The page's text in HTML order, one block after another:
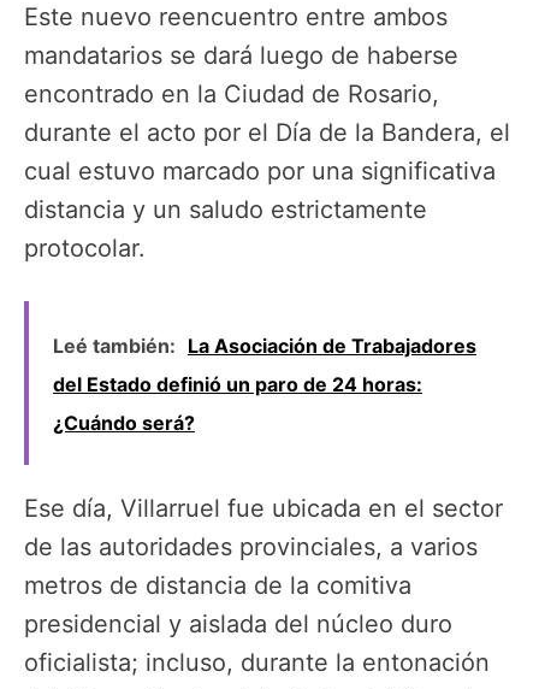
Este nuevo reencuentro entre ambos
mandatarios se dará luego de haberse
encontrado en la Ciudad de Rosario,
durante el acto por el Día de la Bandera, el
cual estuvo marcado por una significativa
distancia y un saludo estrictamente
protocolar.
Leé también: La Asociación de Trabajadores
del Estado definió un paro de 24 horas:
¿Cuándo será?
Ese día, Villarruel fue ubicada en el sector
de las autoridades provinciales, a varios
metros de distancia de la comitiva
presidencial y aislada del núcleo duro
oficialista; incluso, durante la entonación